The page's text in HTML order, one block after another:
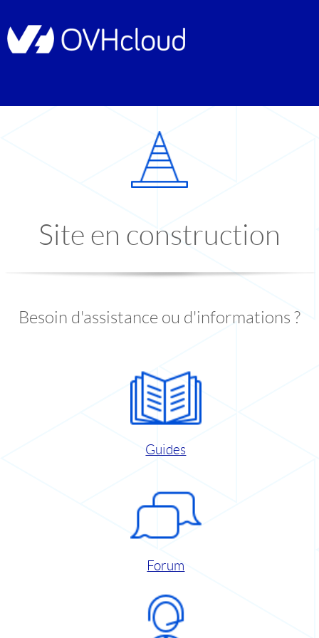
Site en construction
Besoin d'assistance ou d'informations ?
Guides
Forum